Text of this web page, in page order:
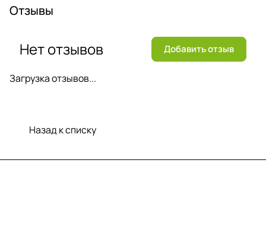
Отзывы
Загрузка отзывов...
Нет отзывов Добавить отзыв
Назад к списку